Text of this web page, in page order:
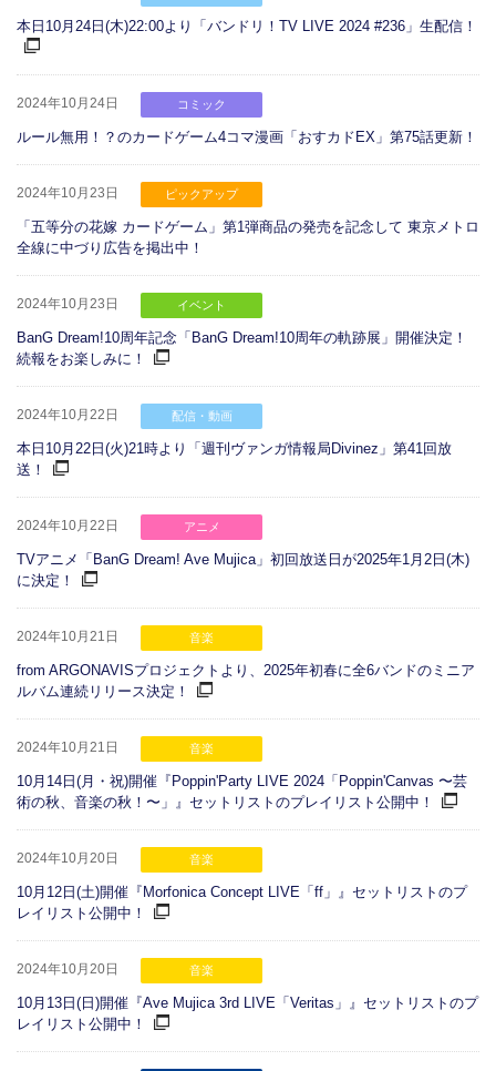
本日10月24日(木)22:00より「バンドリ！TV LIVE 2024 #236」生配信！
2024年10月24日 コミック
ルール無用！？のカードゲーム4コマ漫画「おすカドEX」第75話更新！
2024年10月23日 ピックアップ
「五等分の花嫁 カードゲーム」第1弾商品の発売を記念して 東京メトロ
全線に中づり広告を掲出中！
2024年10月23日 イベント
BanG Dream!10周年記念「BanG Dream!10周年の軌跡展」開催決定！
続報をお楽しみに！
2024年10月22日 配信・動画
本日10月22日(火)21時より「週刊ヴァンガ情報局Divinez」第41回放
送！
2024年10月22日 アニメ
TVアニメ「BanG Dream! Ave Mujica」初回放送日が2025年1月2日(木)
に決定！
2024年10月21日 音楽
from ARGONAVISプロジェクトより、2025年初春に全6バンドのミニア
ルバム連続リリース決定！
2024年10月21日 音楽
10月14日(月・祝)開催『Poppin'Party LIVE 2024「Poppin'Canvas 〜芸
術の秋、音楽の秋！〜」』セットリストのプレイリスト公開中！
2024年10月20日 音楽
10月12日(土)開催『Morfonica Concept LIVE「ff」』セットリストのプ
レイリスト公開中！
2024年10月20日 音楽
10月13日(日)開催『Ave Mujica 3rd LIVE「Veritas」』セットリストのプ
レイリスト公開中！